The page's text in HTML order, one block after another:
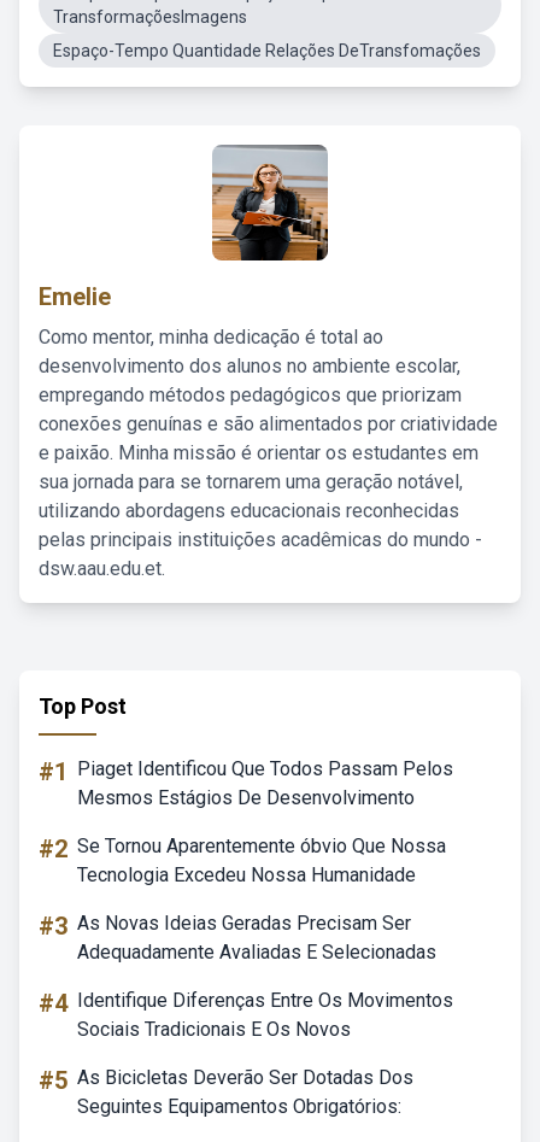
TransformaçõesImagens
Espaço-Tempo Quantidade Relações DeTransfomações
Emelie
Como mentor, minha dedicação é total ao
desenvolvimento dos alunos no ambiente escolar,
empregando métodos pedagógicos que priorizam
conexões genuínas e são alimentados por criatividade
e paixão. Minha missão é orientar os estudantes em
sua jornada para se tornarem uma geração notável,
utilizando abordagens educacionais reconhecidas
pelas principais instituições acadêmicas do mundo -
dsw.aau.edu.et.
Top Post
#1
Piaget Identificou Que Todos Passam Pelos
Mesmos Estágios De Desenvolvimento
#2 Se Tornou Aparentemente óbvio Que Nossa
Tecnologia Excedeu Nossa Humanidade
#3 As Novas Ideias Geradas Precisam Ser
Adequadamente Avaliadas E Selecionadas
#4 Identifique Diferenças Entre Os Movimentos
Sociais Tradicionais E Os Novos
#5 As Bicicletas Deverão Ser Dotadas Dos
Seguintes Equipamentos Obrigatórios: